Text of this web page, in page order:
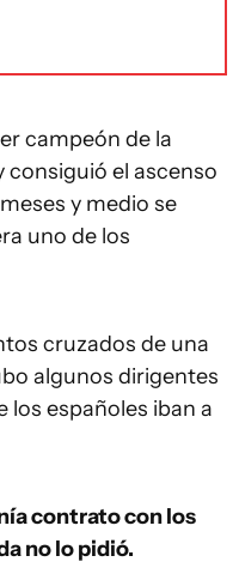
campeón de la
consiguió el ascenso
y medio se
uno de los
cruzados de una
algunos dirigentes
los españoles iban a
contrato con los
no lo pidió.